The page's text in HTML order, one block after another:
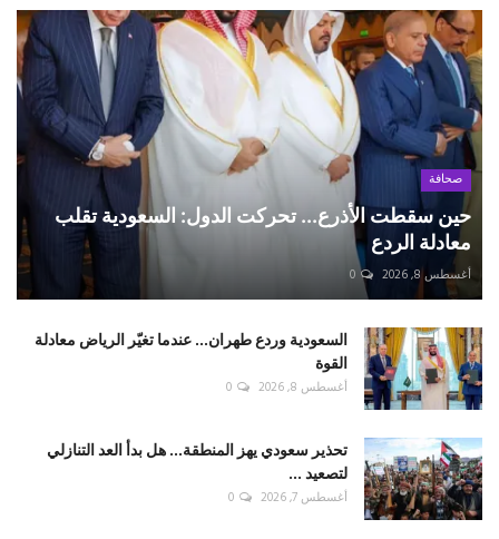
صحافة
حين سقطت الأذرع... تحركت الدول: السعودية تقلب
معادلة الردع
أغسطس 8, 2026 0
السعودية وردع طهران... عندما تغيّر الرياض معادلة
القوة
أغسطس 8, 2026 0
تحذير سعودي يهز المنطقة... هل بدأ العد التنازلي
لتصعيد ...
أغسطس 7, 2026 0